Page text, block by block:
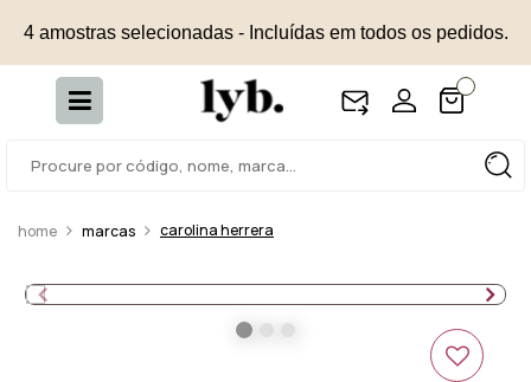
4 amostras selecionadas - Incluídas em todos os pedidos.
marcas carolina herrera